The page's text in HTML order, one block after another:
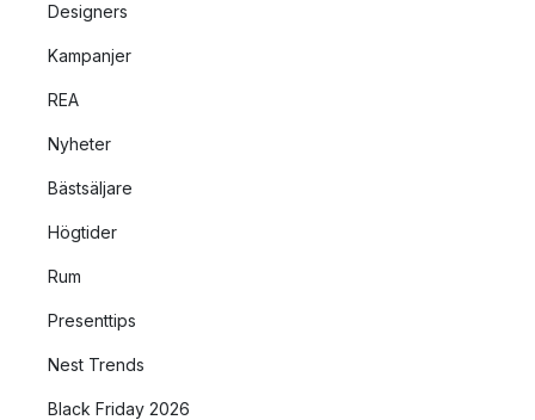
Designers
Kampanjer
REA
Nyheter
Bästsäljare
Högtider
Rum
Presenttips
Nest Trends
Black Friday 2026